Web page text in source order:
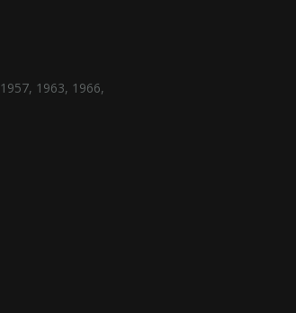
1957, 1963, 1966,